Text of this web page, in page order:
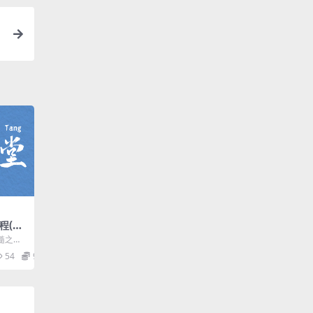
(2
之
门技
...
54 9.9